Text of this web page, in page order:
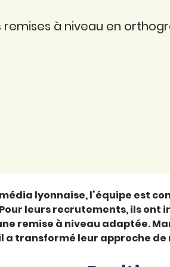
remises à niveau en
média lyonnaise, l’équipe est
leurs recrutements, ils ont
remise à niveau adaptée.
a transformé leur approche